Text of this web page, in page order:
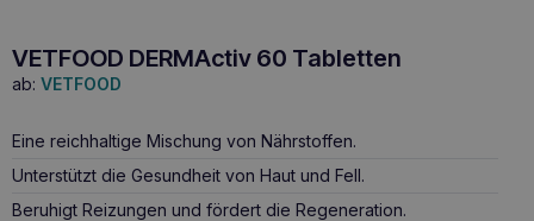
VETFOOD DERMActiv 60 Tabletten
ab: VETFOOD
Eine reichhaltige Mischung von Nährstoffen.
Unterstützt die Gesundheit von Haut und Fell.
Beruhigt Reizungen und fördert die Regeneration.